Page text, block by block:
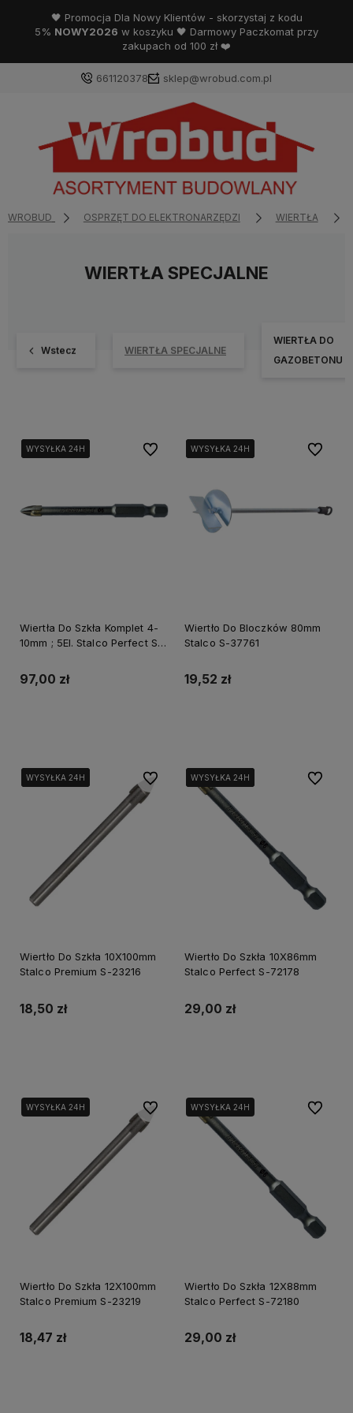
🖤 Promocja Dla Nowy Klientów - skorzystaj z kodu
5% NOWY2026 w koszyku 🖤 Darmowy Paczkomat przy
zakupach od 100 zł ❤️
661120378 sklep@wrobud.com.pl
WROBUD OSPRZĘT DO ELEKTRONARZĘDZI WIERTŁA
WIERTŁA SPECJALNE
Wstecz WIERTŁA SPECJALNE
WIERTŁA DO
GAZOBETONU
WYSYŁKA 24H
WYSYŁKA 24H
WYSYŁKA 24H
Wiertła Do Szkła Komplet 4-
10mm ; 5El. Stalco Perfect S-
97,00 zł
Do ulubionychWYSYŁKA 24H
WYSYŁKA 24H
WYSYŁKA 24H
Wiertło Do Bloczków 80mm
Stalco S-37761
19,52 zł
Do
WYSYŁKA 24H
WYSYŁKA 24H
WYSYŁKA 24H
Wiertło Do Szkła 10X100mm
Stalco Premium S-23216
18,50 zł
Do ulubionychWYSYŁKA 24H
WYSYŁKA 24H
WYSYŁKA 24H
Wiertło Do Szkła 10X86mm
Stalco Perfect S-72178
29,00 zł
Do
WYSYŁKA 24H
Wiertło Do Szkła 12X100mm
Stalco Premium S-23219
18,47 zł
Do ulubionychWYSYŁKA 24H
Wiertło Do Szkła 12X88mm
Stalco Perfect S-72180
29,00 zł
Do